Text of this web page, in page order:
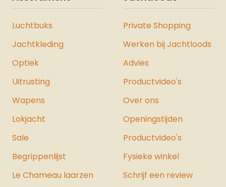
Luchtbuks
Jachtkleding
Optiek
Uitrusting
Wapens
Lokjacht
Sale
Begrippenlijst
Le Chameau laarzen
Private Shopping
Werken bij Jachtloods
Advies
Productvideo's
Over ons
Openingstijden
Productvideo's
Fysieke winkel
Schrijf een review